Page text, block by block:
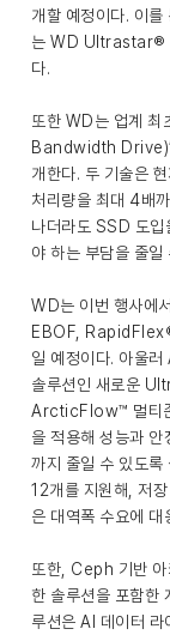
개할 예정이다. 이
는 WD Ultrastar®
다.
또한 WD는 업계 최
Bandwidth
개한다. 두 기술은
처리량을 최대 4배
나더라도 SSD 도입
야 하는 부담을 줄일
WD는 이번 행사
EBOF,
일 예정이다. 아울러
솔루션인 새로운
ArcticFlow™ 멀티
을 적용해 성능과
까지 줄일 수 있도
12개를 지원해, 저
은 대역폭 수요에 대
또한, Ceph 기반
한 솔루션을 포함한
루션은 AI 데이터 라